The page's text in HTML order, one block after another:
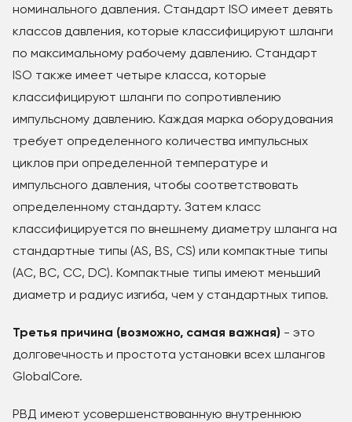
номинального давления. Стандарт ISO имеет девять
классов давления, которые классифицируют шланги
по максимальному рабочему давлению. Стандарт
ISO также имеет четыре класса, которые
классифицируют шланги по сопротивлению
импульсному давлению. Каждая марка оборудования
требует определенного количества импульсных
циклов при определенной температуре и
импульсного давления, чтобы соответствовать
определенному стандарту. Затем класс
классифицируется по внешнему диаметру шланга на
стандартные типы (AS, BS, CS) или компактные типы
(AC, BC, CC, DC). Компактные типы имеют меньший
диаметр и радиус изгиба, чем у стандартных типов.
Третья причина (возможно, самая важная) - это
долговечность и простота установки всех шлангов
GlobalCore.
РВД имеют усовершенствованную внутреннюю